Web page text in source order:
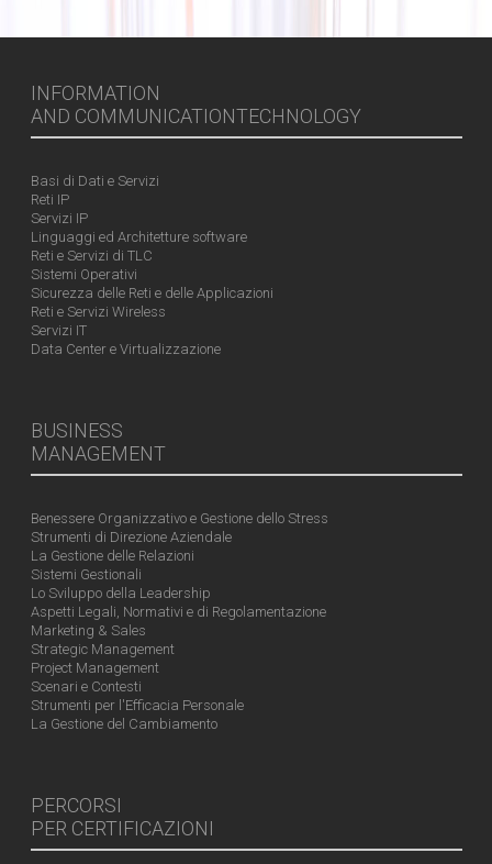
INFORMATION
AND COMMUNICATIONTECHNOLOGY
Basi di Dati e Servizi
Reti IP
Servizi IP
Linguaggi ed Architetture software
Reti e Servizi di TLC
Sistemi Operativi
Sicurezza delle Reti e delle Applicazioni
Reti e Servizi Wireless
Servizi IT
Data Center e Virtualizzazione
BUSINESS
MANAGEMENT
Benessere Organizzativo e Gestione dello Stress
Strumenti di Direzione Aziendale
La Gestione delle Relazioni
Sistemi Gestionali
Lo Sviluppo della Leadership
Aspetti Legali, Normativi e di Regolamentazione
Marketing & Sales
Strategic Management
Project Management
Scenari e Contesti
Strumenti per l'Efficacia Personale
La Gestione del Cambiamento
PERCORSI
PER CERTIFICAZIONI